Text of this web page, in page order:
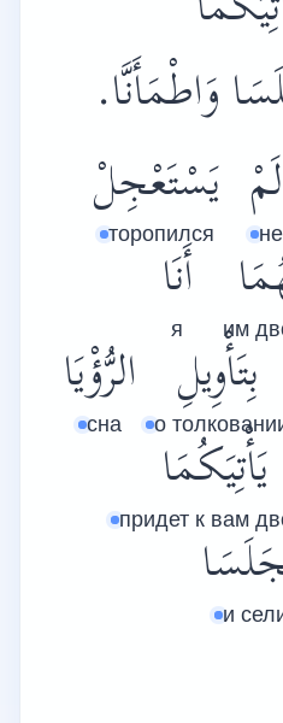
وَاطْمَأَنَّا.
لَمْ
не
يَسْتَعْجِلْ
торопился
им
أَنَا
я
بِتَأْوِيلِ
о
الرُّؤْيَا
сна
يَأْتِيَكُمَا
придет к вам
и